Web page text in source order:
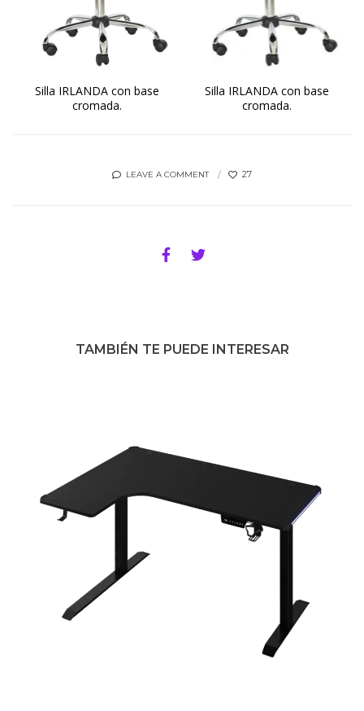
Silla IRLANDA con base
cromada.
Silla IRLANDA con base
cromada.
LEAVE A COMMENT 27
TAMBIÉN TE PUEDE INTERESAR